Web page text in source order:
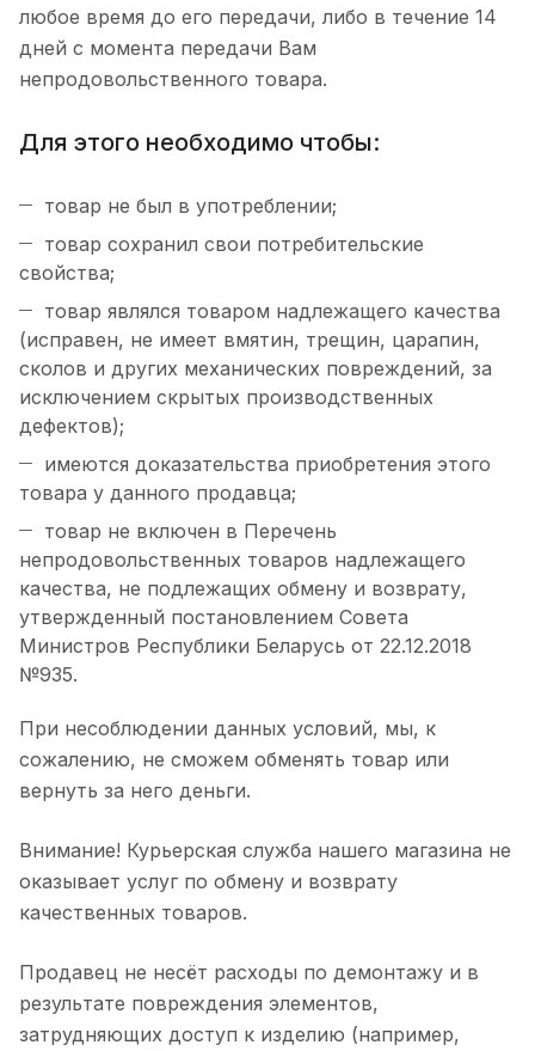
любое время до его передачи, либо в течение 14
дней с момента передачи Вам
непродовольственного товара.
Для этого необходимо чтобы:
товар не был в употреблении;
товар сохранил свои потребительские
свойства;
товар являлся товаром надлежащего качества
(исправен, не имеет вмятин, трещин, царапин,
сколов и других механических повреждений, за
исключением скрытых производственных
дефектов);
имеются доказательства приобретения этого
товара у данного продавца;
товар не включен в Перечень
непродовольственных товаров надлежащего
качества, не подлежащих обмену и возврату,
утвержденный постановлением Совета
Министров Республики Беларусь от 22.12.2018
№935.
При несоблюдении данных условий, мы, к
сожалению, не сможем обменять товар или
вернуть за него деньги.
Внимание! Курьерская служба нашего магазина не
оказывает услуг по обмену и возврату
качественных товаров.
Продавец не несёт расходы по демонтажу и в
результате повреждения элементов,
затрудняющих доступ к изделию (например,